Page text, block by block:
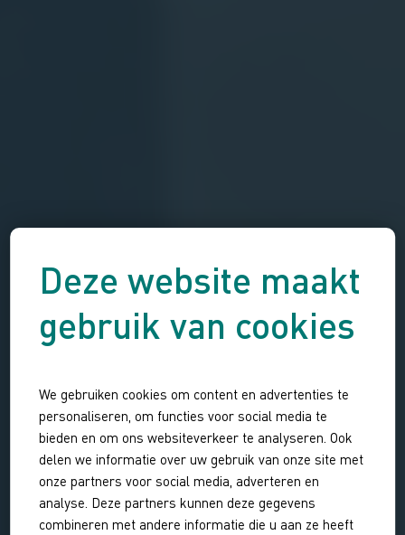
Deze website maakt
gebruik van cookies
We gebruiken cookies om content en advertenties te
personaliseren, om functies voor social media te
bieden en om ons websiteverkeer te analyseren. Ook
delen we informatie over uw gebruik van onze site met
onze partners voor social media, adverteren en
analyse. Deze partners kunnen deze gegevens
combineren met andere informatie die u aan ze heeft